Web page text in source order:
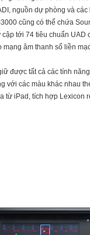
nguồn dự phòng và
cũng có thể chứa
tới 74 tiêu chuẩn UAD
âm thanh số liền
được tất cả các tính
các màu khác nhau
từ iPad, tích hợp Lexicon